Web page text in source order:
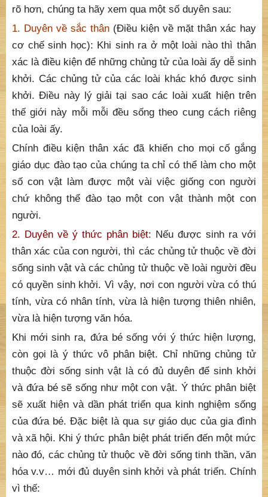
rõ hơn, chúng ta hãy xem qua một số duyên sau:
1. Duyên về sắc thân (Điều kiện về mặt thân xác hay
cơ chế sinh học): Khi sinh ra ở một loài nào thì thân
xác là điều kiện để những chủng tử của loài ấy dễ sinh
khởi. Các chủng tử của các loài khác khó được sinh
khởi. Điều này lý giải tại sao các loài xuất hiện trên
thế giới này mỗi mỗi đều sống theo cung cách riêng
của loài ấy.
Chính điều kiện thân xác đã khiến cho mọi cố gắng
giáo dục đào tạo của chúng ta chỉ có thể làm cho một
số con vật làm được một vài việc giống con người
chứ không thể đào tạo một con vật thành một con
người.
2. Duyên về ý thức phân biệt: Nếu được sinh ra với
thân xác của con người, thì các chủng tử thuộc về đời
sống sinh vật và các chủng tử thuộc về loài người đều
có quyền sinh khởi. Vì vậy, nơi con người vừa có thú
tính, vừa có nhân tính, vừa là hiện tượng thiên nhiên,
vừa là hiện tượng văn hóa.
Khi mới sinh ra, đứa bé sống với ý thức hiện lượng,
còn gọi là ý thức vô phân biệt. Chỉ những chủng tử
thuộc đời sống sinh vật là có đủ duyên để sinh khởi
và đứa bé sẽ sống như một con vật. Ý thức phân biệt
sẽ xuất hiện và dần phát triển qua kinh nghiệm sống
của đứa bé. Đặc biệt là qua sự giáo dục của gia đình
và xã hội. Khi ý thức phân biệt phát triển đến một mức
nào đó, các chủng tử thuộc về đời sống tinh thần, văn
hóa v.v… mới đủ duyên sinh khởi và phát triển. Chính
vì thế: